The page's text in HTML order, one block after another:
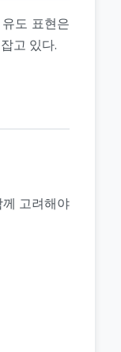
도 표현은
고 있다.
고려해야